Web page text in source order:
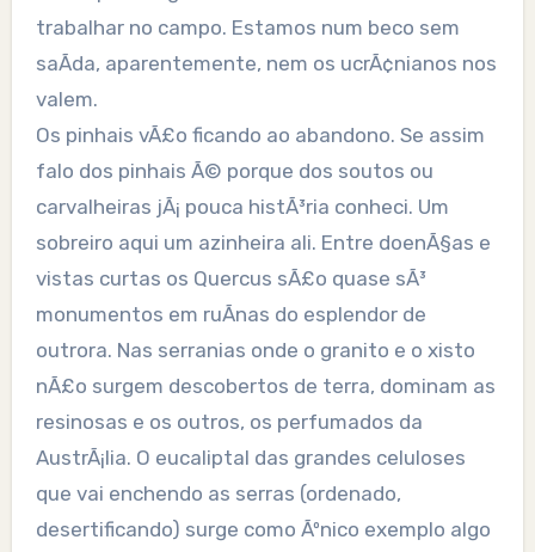
trabalhar no campo. Estamos num beco sem
saÃ­da, aparentemente, nem os ucrÃ¢nianos nos
valem.
Os pinhais vÃ£o ficando ao abandono. Se assim
falo dos pinhais Ã© porque dos soutos ou
carvalheiras jÃ¡ pouca histÃ³ria conheci. Um
sobreiro aqui um azinheira ali. Entre doenÃ§as e
vistas curtas os Quercus sÃ£o quase sÃ³
monumentos em ruÃ­nas do esplendor de
outrora. Nas serranias onde o granito e o xisto
nÃ£o surgem descobertos de terra, dominam as
resinosas e os outros, os perfumados da
AustrÃ¡lia. O eucaliptal das grandes celuloses
que vai enchendo as serras (ordenado,
desertificando) surge como Ãºnico exemplo algo